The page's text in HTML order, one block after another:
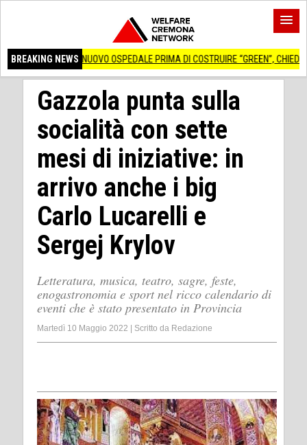
BREAKING NEWS
NUOVO OSPEDALE PRIMA DI COSTRUIRE “GREEN”, CHIEDIAMOCI SE È
Gazzola punta sulla
socialità con sette
mesi di iniziative: in
arrivo anche i big
Carlo Lucarelli e
Sergej Krylov
Letteratura, musica, teatro, sagre, feste,
enogastronomia e sport nel ricco calendario di
eventi che è stato presentato in Provincia
Martedì 10 Maggio 2022 Scritto da Redazione